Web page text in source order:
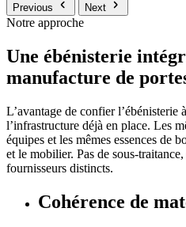
Previous Next
Notre approche
Une ébénisterie
manufacture de
L’avantage de confier
l’infrastructure déjà en place. Les
équipes et les mêmes essences de
et le mobilier. Pas de sous-
fournisseurs distincts.
Cohérence de